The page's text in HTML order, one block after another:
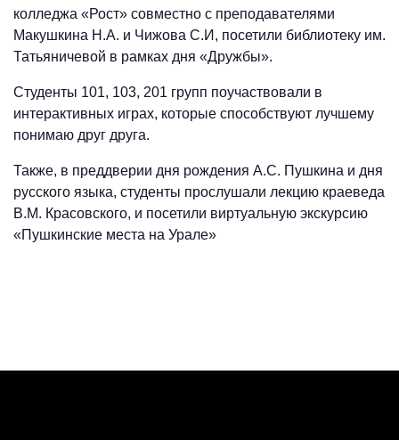
колледжа «Рост» совместно с преподавателями
Макушкина Н.А. и Чижова С.И, посетили библиотеку им.
Татьяничевой в рамках дня «Дружбы».
Студенты 101, 103, 201 групп поучаствовали в
интерактивных играх, которые способствуют лучшему
понимаю друг друга.
Также, в преддверии дня рождения А.С. Пушкина и дня
русского языка, студенты прослушали лекцию краеведа
В.М. Красовского, и посетили виртуальную экскурсию
«Пушкинские места на Урале»